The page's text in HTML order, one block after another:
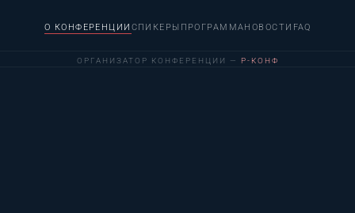
О КОНФЕРЕНЦИИ СПИКЕРЫ ПРОГРАММА НОВОСТИ FAQ
ОРГАНИЗАТОР КОНФЕРЕНЦИИ — Р-КОНФ